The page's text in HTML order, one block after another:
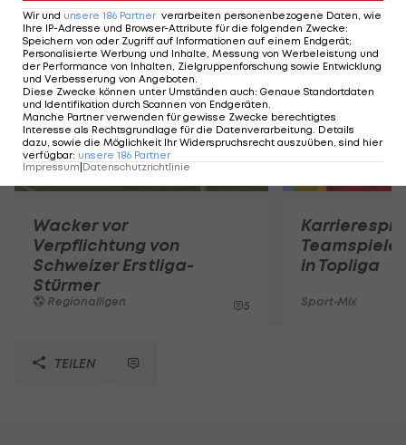
Mehr zum Thema
Wacker vor
Verpflichtung von
Schweizer Erstliga-
Stürmer
Regionalligen 5
in Topliga
Sport-Mix
TEILEN
Wir und unsere 186 Partner verarbeiten personenbezogene Daten, wie
Ihre IP-Adresse und Browser-Attribute für die folgenden Zwecke:
Speichern von oder Zugriff auf Informationen auf einem Endgerät;
Personalisierte Werbung und Inhalte, Messung von Werbeleistung und
der Performance von Inhalten, Zielgruppenforschung sowie Entwicklung
und Verbesserung von Angeboten
Diese Zwecke können unter Umständen auch: Genaue Standortdaten
und Identifikation durch Scannen von Endgeräten
Manche Partner verwenden für gewisse Zwecke berechtigtes
Interesse als Rechtsgrundlage für die Datenverarbeitung. Details
dazu, sowie die Möglichkeit Ihr Widerspruchsrecht auszuüben, sind hier
verfügbar: unsere 186 Partner
Impressum|Datenschutzrichtlinie